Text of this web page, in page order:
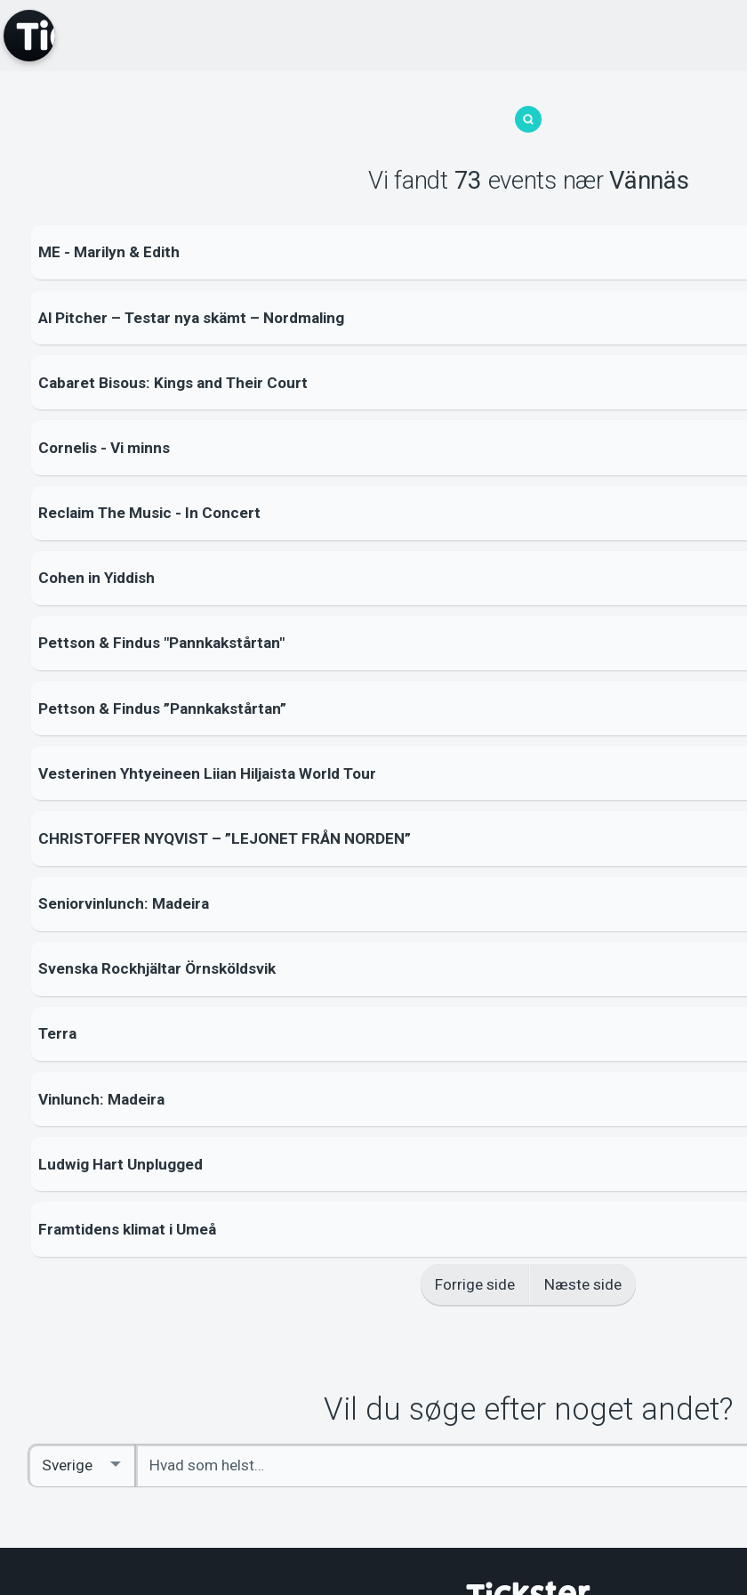
Vi fandt 73 events nærVännäs
ME - Marilyn & Edith
Al Pitcher – Testar nya skämt – Nordmaling
Cabaret Bisous: Kings and Their Court
Cornelis - Vi minns
Reclaim The Music - In Concert
Cohen in Yiddish
Pettson & Findus "Pannkakstårtan"
Pettson & Findus ”Pannkakstårtan”
Vesterinen Yhtyeineen Liian Hiljaista World Tour
CHRISTOFFER NYQVIST – ”LEJONET FRÅN NORDEN”
Seniorvinlunch: Madeira
Svenska Rockhjältar Örnsköldsvik
Terra
Vinlunch: Madeira
Ludwig Hart Unplugged
Framtidens klimat i Umeå
Forrige side Næste side
Vil du søge efter noget andet?
Indtast
søgeord
Select
Country